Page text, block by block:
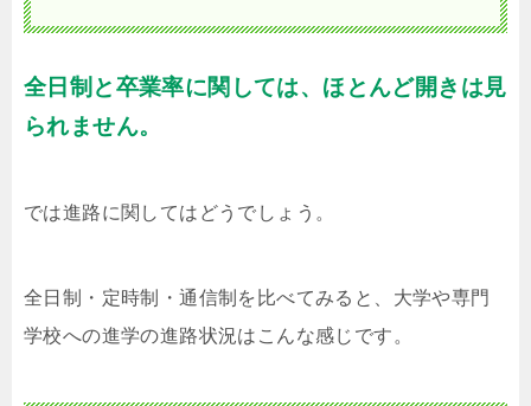
全日制と卒業率に関しては、ほとんど開きは見
られません。
では進路に関してはどうでしょう。
全日制・定時制・通信制を比べてみると、大学や専門
学校への進学の進路状況はこんな感じです。